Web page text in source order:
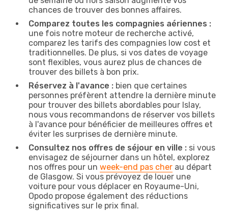
chances de trouver des bonnes affaires.
Comparez toutes les compagnies aériennes :
une fois notre moteur de recherche activé,
comparez les tarifs des compagnies low cost et
traditionnelles. De plus, si vos dates de voyage
sont flexibles, vous aurez plus de chances de
trouver des billets à bon prix.
Réservez à l'avance : bien que certaines
personnes préfèrent attendre la dernière minute
pour trouver des billets abordables pour Islay,
nous vous recommandons de réserver vos billets
à l'avance pour bénéficier de meilleures offres et
éviter les surprises de dernière minute.
Consultez nos offres de séjour en ville : si vous
envisagez de séjourner dans un hôtel, explorez
nos offres pour un week-end pas cher au départ
de Glasgow. Si vous prévoyez de louer une
voiture pour vous déplacer en Royaume-Uni,
Opodo propose également des réductions
significatives sur le prix final.